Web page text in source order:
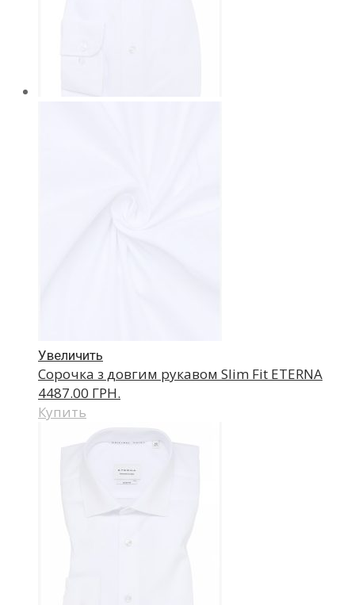
Увеличить
Сорочка з довгим рукавом Slim Fit ETERNA
4487.00 ГРН.
Купить